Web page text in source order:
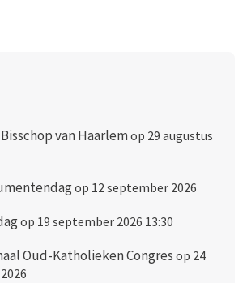
van Haarlemop 29 augustus
op 12 september 2026
op 19 september 2026 13:30
Oud-Katholieken Congres op 24